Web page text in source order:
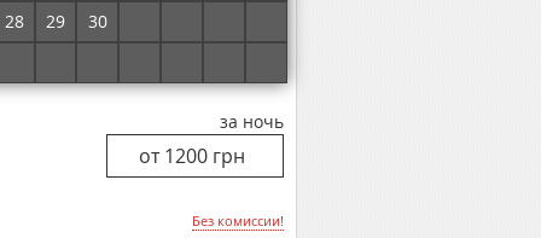
28
29 30
за ночь
Без комиссии!